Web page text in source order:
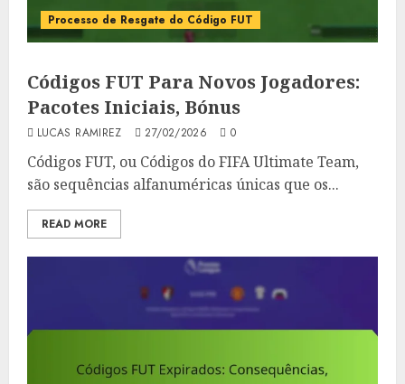
Processo de Resgate do Código FUT
Códigos FUT Para Novos Jogadores:
Pacotes Iniciais, Bónus
LUCAS RAMIREZ 27/02/2026 0
Códigos FUT, ou Códigos do FIFA Ultimate Team,
são sequências alfanuméricas únicas que os...
READ MORE